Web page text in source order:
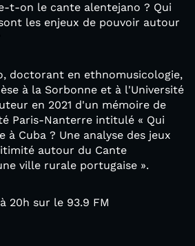
t-on le cante alentejano ? Qui
les enjeux de pouvoir autour
doctorant en ethnomusicologie,
à la Sorbonne et à l'Université
en 2021 d'un mémoire de
Paris-Nanterre intitulé « Qui
à Cuba ? Une analyse des jeux
autour du Cante
ville rurale portugaise ».
20h sur le 93.9 FM